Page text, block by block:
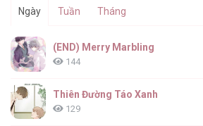
Ngày Tuần Tháng
(END) Merry Marbling
144
Thiên Đường Táo Xanh
129